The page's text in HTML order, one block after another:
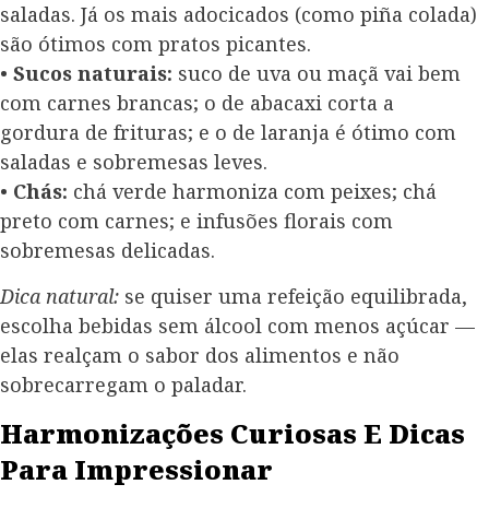
saladas. Já os mais adocicados (como piña colada)
são ótimos com pratos picantes.
• Sucos naturais: suco de uva ou maçã vai bem
com carnes brancas; o de abacaxi corta a
gordura de frituras; e o de laranja é ótimo com
saladas e sobremesas leves.
• Chás: chá verde harmoniza com peixes; chá
preto com carnes; e infusões florais com
sobremesas delicadas.
Dica natural: se quiser uma refeição equilibrada,
escolha bebidas sem álcool com menos açúcar —
elas realçam o sabor dos alimentos e não
sobrecarregam o paladar.
Harmonizações Curiosas E Dicas
Para Impressionar